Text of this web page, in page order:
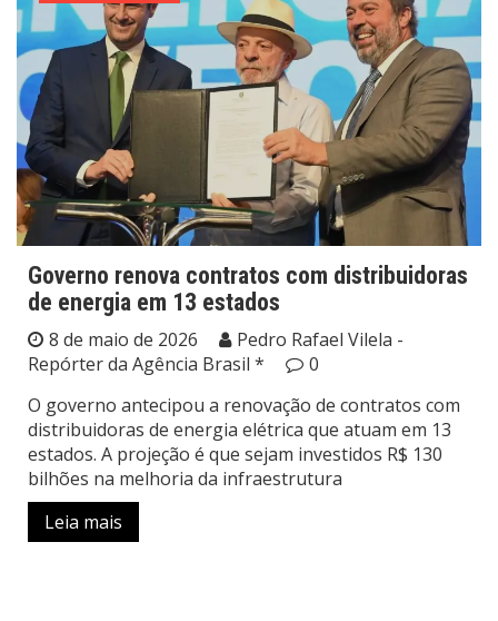
Governo renova contratos com distribuidoras
de energia em 13 estados
8 de maio de 2026
Pedro Rafael Vilela -
Repórter da Agência Brasil *
0
O governo antecipou a renovação de contratos com
distribuidoras de energia elétrica que atuam em 13
estados. A projeção é que sejam investidos R$ 130
bilhões na melhoria da infraestrutura
Leia mais